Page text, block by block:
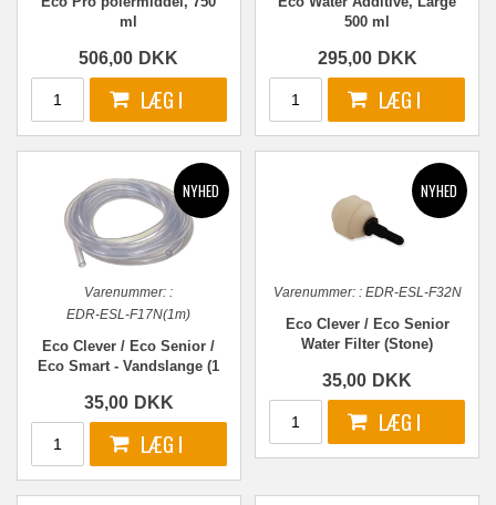
ml
506,00 DKK
500 ml
295,00 DKK
Varenummer: :
EDR-ESL-F17N(1m)
Eco Clever / Eco Senior /
Eco Smart - Vandslange (1
35,00 DKK
Varenummer:: EDR-ESL-F32N
Eco Clever / Eco Senior
Water Filter (Stone)
35,00 DKK